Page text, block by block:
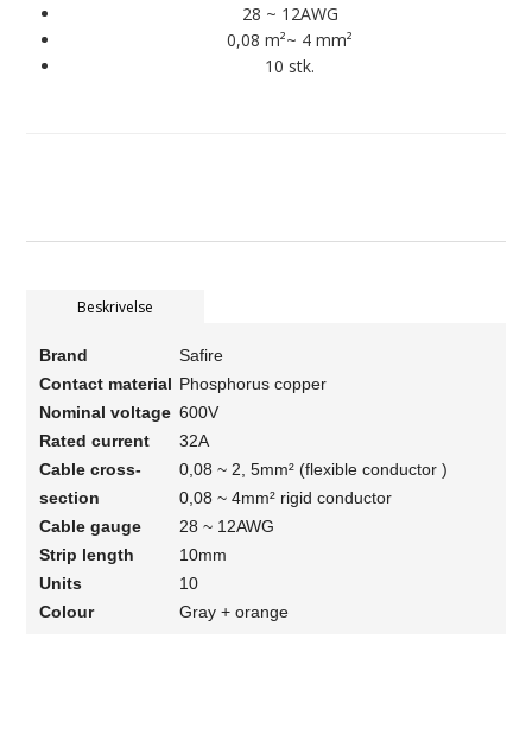
28 ~ 12AWG
0,08 m²~ 4 mm²
10 stk.
Beskrivelse
Brand
Safire
Contact material Phosphorus copper
Nominal voltage 600V
Rated current
32A
Cable cross-
section
0,08 ~ 2, 5mm² (flexible conductor )
0,08 ~ 4mm² rigid conductor
Cable gauge
28 ~ 12AWG
Strip length
10mm
Units
10
Colour
Gray + orange